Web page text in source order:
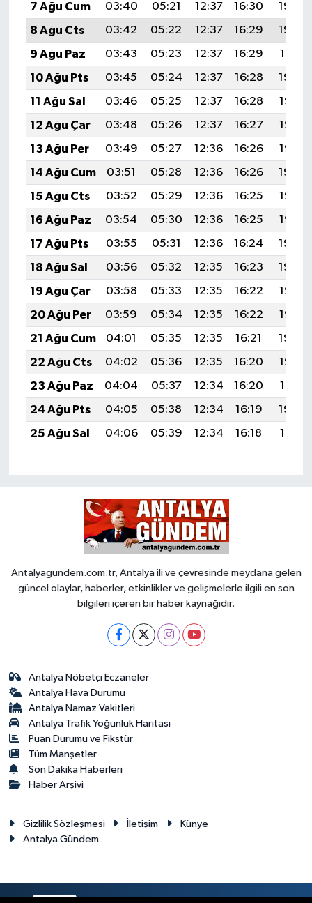
7 Ağu Cum
03:40 05:21 12:37 16:30
19:44
8 Ağu Cts
03:42 05:22 12:37 16:29
19:42
9 Ağu Paz
03:43 05:23 12:37 16:29
19:41
10 Ağu Pts
03:45 05:24 12:37 16:28
19:40
11 Ağu Sal
03:46 05:25 12:37 16:28
19:38
12 Ağu Çar
03:48 05:26 12:37 16:27
19:37
13 Ağu Per
03:49 05:27 12:36 16:26
19:36
14 Ağu Cum
03:51 05:28 12:36 16:26
19:34
15 Ağu Cts
03:52 05:29 12:36 16:25
19:33
16 Ağu Paz
03:54 05:30 12:36 16:25
19:32
17 Ağu Pts
03:55 05:31 12:36 16:24
19:30
18 Ağu Sal
03:56 05:32 12:35 16:23
19:29
19 Ağu Çar
03:58 05:33 12:35 16:22
19:27
20 Ağu Per
03:59 05:34 12:35 16:22
19:26
21 Ağu Cum
04:01 05:35 12:35 16:21
19:24
22 Ağu Cts
04:02 05:36 12:35 16:20
19:23
23 Ağu Paz
04:04 05:37 12:34 16:20
19:21
24 Ağu Pts
04:05 05:38 12:34 16:19
19:20
25 Ağu Sal
04:06 05:39 12:34 16:18 19:18
Antalyagundem.com.tr, Antalya ili ve çevresinde meydana gelen
güncel olaylar, haberler, etkinlikler ve gelişmelerle ilgili en son
bilgileri içeren bir haber kaynağıdır.
Antalya Nöbetçi Eczaneler
Antalya Hava Durumu
Antalya Namaz Vakitleri
Antalya Trafik Yoğunluk Haritası
Puan Durumu ve Fikstür
Tüm Manşetler
Son Dakika Haberleri
Haber Arşivi
Gizlilik Sözleşmesi İletişim
Künye
Antalya Gündem